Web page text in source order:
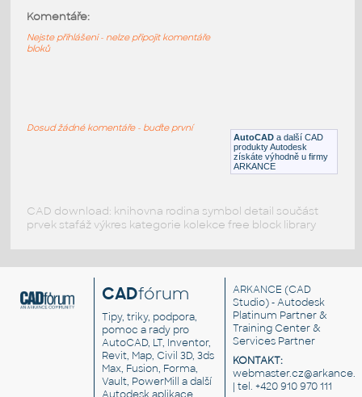
DWG
Tvary
AutoCAD a další CAD
produkty Autodesk
získáte výhodně u firmy
ARKANCE
Komentáře:
Nejste přihlášeni - nelze připojit komentáře
bloků
Dosud žádné komentáře - buďte první
CAD download: knihovna rodina symbol detail součást
prvek stafáž výkres kategorie kolekce free block library
CADfórum
Tipy, triky, podpora,
pomoc a rady pro
AutoCAD, LT, Inventor,
Revit, Map, Civil 3D, 3ds
Max, Fusion, Forma,
Vault, PowerMill a další
ARKANCE (CAD
Studio) - Autodesk
Platinum Partner &
Training Center &
Services Partner
KONTAKT:
| tel. +420 910 970 111